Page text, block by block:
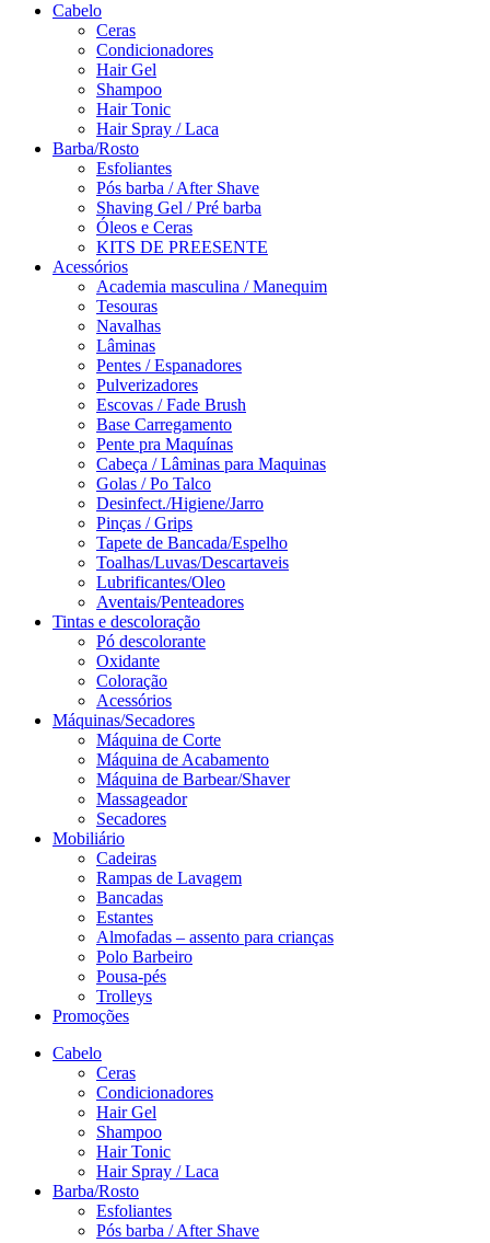
Cabelo
Ceras
Condicionadores
Hair Gel
Shampoo
Hair Tonic
Hair Spray / Laca
Barba/Rosto
Esfoliantes
Pós barba / After Shave
Shaving Gel / Pré barba
Óleos e Ceras
KITS DE PREESENTE
Acessórios
Academia masculina / Manequim
Tesouras
Navalhas
Lâminas
Pentes / Espanadores
Pulverizadores
Escovas / Fade Brush
Base Carregamento
Pente pra Maquínas
Cabeça / Lâminas para Maquinas
Golas / Po Talco
Desinfect./Higiene/Jarro
Pinças / Grips
Tapete de Bancada/Espelho
Toalhas/Luvas/Descartaveis
Lubrificantes/Oleo
Aventais/Penteadores
Tintas e descoloração
Pó descolorante
Oxidante
Coloração
Acessórios
Máquinas/Secadores
Máquina de Corte
Máquina de Acabamento
Máquina de Barbear/Shaver
Massageador
Secadores
Mobiliário
Cadeiras
Rampas de Lavagem
Bancadas
Estantes
Almofadas – assento para crianças
Polo Barbeiro
Pousa-pés
Trolleys
Promoções
Cabelo
Ceras
Condicionadores
Hair Gel
Shampoo
Hair Tonic
Hair Spray / Laca
Barba/Rosto
Esfoliantes
Pós barba / After Shave